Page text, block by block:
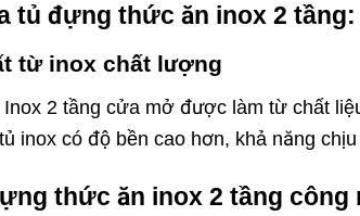
tủ đựng thức ăn inox 2 tầng:
từ inox chất lượng
2 tầng cửa mở được làm từ chất
inox có độ bền cao hơn, khả năng
thức ăn inox 2 tầng công